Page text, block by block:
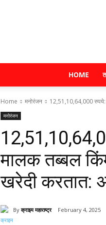
HOME
Home मनोरंजन 12,51,10,64,000 रुपये:
मनोरंजन
मालक तब्बल
खरेदी करतात:
By क्राइम महाराष्ट्र February 4, 2025